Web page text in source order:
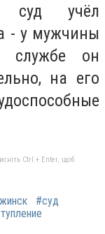
суд учёл
- у мужчины
службе он
на его
Ctrl + Enter, щоб
#суд